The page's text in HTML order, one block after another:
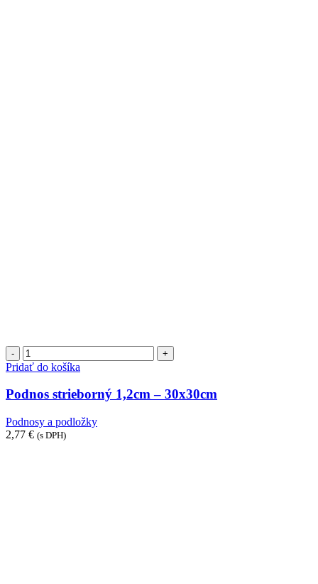
množstvo
Podnos
1,2cm
-
30x30cm
Pridať do košíka
Podnos strieborný 1,2cm – 30x30cm
Podnosy a podložky
2,77 € (s DPH)